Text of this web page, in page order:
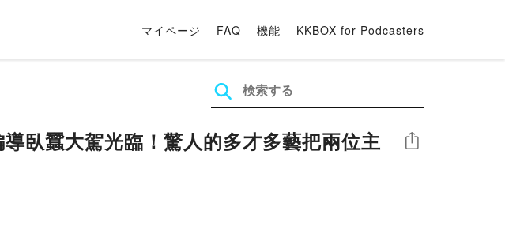
マイページ FAQ 機能 KKBOX for Podcasters
臥蠶大駕光臨！驚人的多才多藝把兩位主
シェア